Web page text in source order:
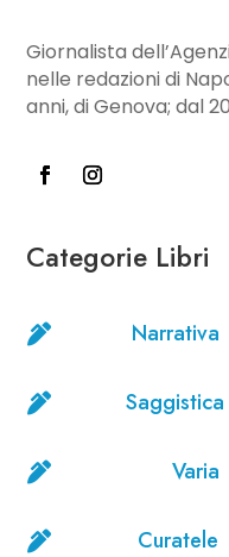
Giornalista
nelle redazioni di
anni, di Genova; dal
Categorie Libri
 Narrativa
 Saggistica
 Varia
 Curatele